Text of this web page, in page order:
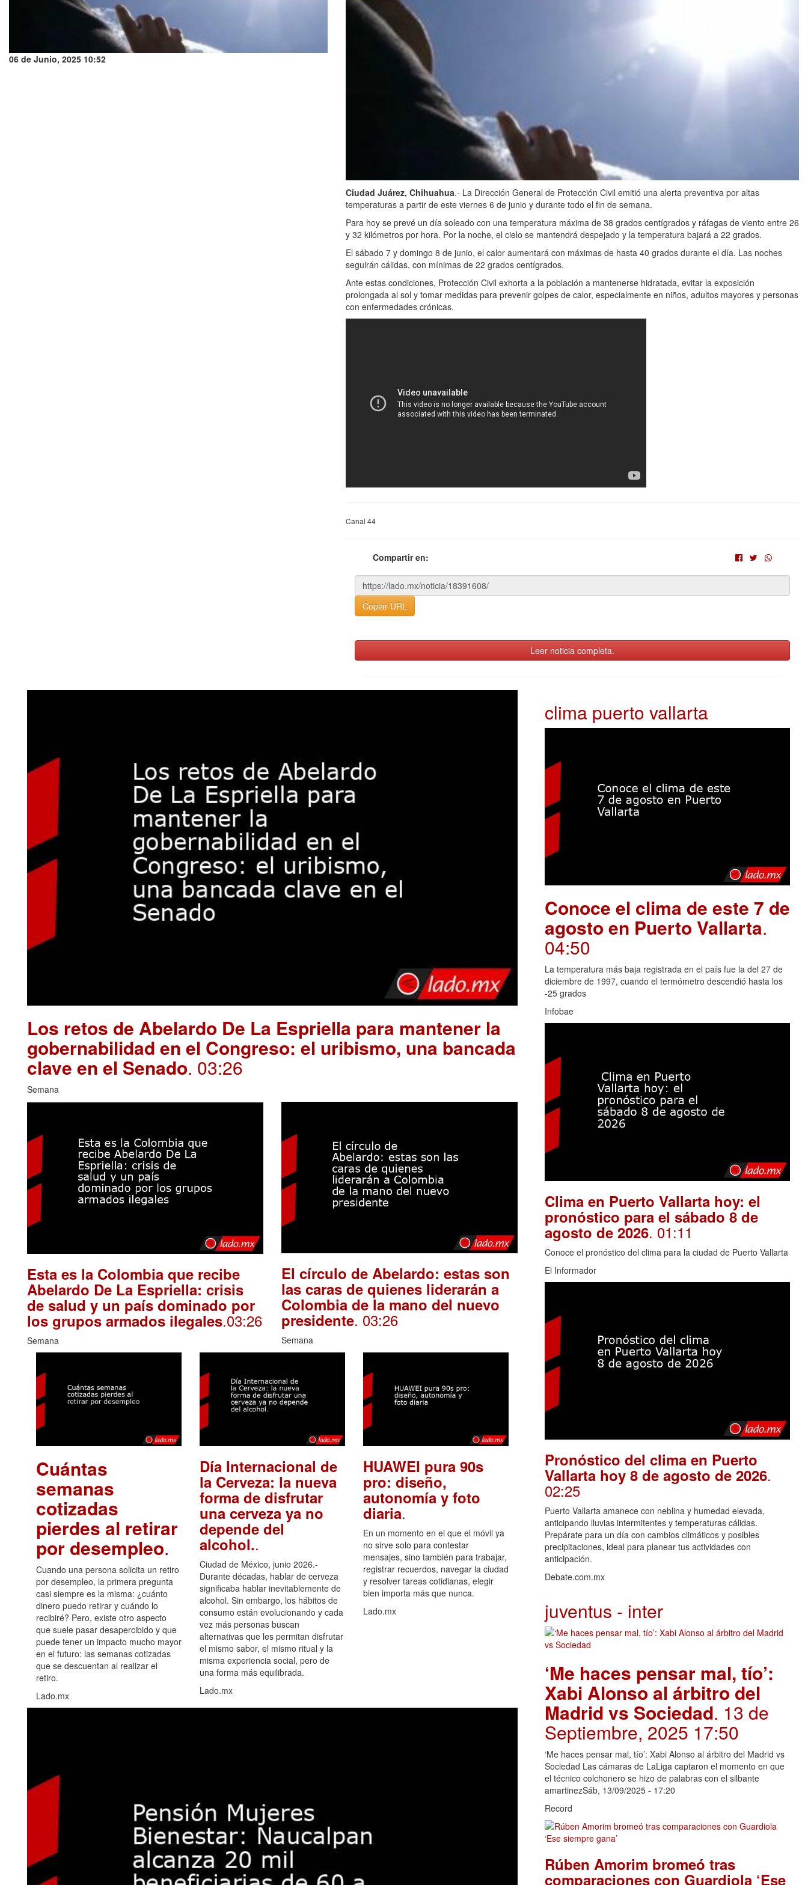
06 de Junio, 2025 10:52
Ciudad Juárez, Chihuahua.- La Dirección General de Protección Civil emitió una alerta preventiva por altas
temperaturas a partir de este viernes 6 de junio y durante todo el fin de semana.
Para hoy se prevé un día soleado con una temperatura máxima de 38 grados centígrados y ráfagas de viento entre 26
y 32 kilómetros por hora. Por la noche, el cielo se mantendrá despejado y la temperatura bajará a 22 grados.
El sábado 7 y domingo 8 de junio, el calor aumentará con máximas de hasta 40 grados durante el día. Las noches
seguirán cálidas, con mínimas de 22 grados centígrados.
Ante estas condiciones, Protección Civil exhorta a la población a mantenerse hidratada, evitar la exposición
prolongada al sol y tomar medidas para prevenir golpes de calor, especialmente en niños, adultos mayores y personas
con enfermedades crónicas.
Canal 44
Compartir en:
Copiar URL
Leer noticia completa.
Los retos de Abelardo De La Espriella para mantener la
gobernabilidad en el Congreso: el uribismo, una bancada
clave en el Senado. 03:26
Semana
Esta es la Colombia que recibe
Abelardo De La Espriella: crisis
de salud y un país dominado por
los grupos armados ilegales.03:26
Semana
El círculo de Abelardo: estas son
las caras de quienes liderarán a
Colombia de la mano del nuevo
presidente. 03:26
Semana
Cuántas
semanas
cotizadas
pierdes al retirar
por desempleo.
Cuando una persona solicita un retiro
por desempleo, la primera pregunta
casi siempre es la misma: ¿cuánto
dinero puedo retirar y cuándo lo
recibiré? Pero, existe otro aspecto
que suele pasar desapercibido y que
puede tener un impacto mucho mayor
en el futuro: las semanas cotizadas
que se descuentan al realizar el
retiro.
Lado.mx
Día Internacional de
la Cerveza: la nueva
forma de disfrutar
una cerveza ya no
depende del
alcohol..
Ciudad de México, junio 2026.-
Durante décadas, hablar de cerveza
significaba hablar inevitablemente de
alcohol. Sin embargo, los hábitos de
consumo están evolucionando y cada
vez más personas buscan
alternativas que les permitan disfrutar
el mismo sabor, el mismo ritual y la
misma experiencia social, pero de
una forma más equilibrada.
Lado.mx
HUAWEI pura 90s
pro: diseño,
autonomía y foto
diaria.
En un momento en el que el móvil ya
no sirve solo para contestar
mensajes, sino también para trabajar,
registrar recuerdos, navegar la ciudad
y resolver tareas cotidianas, elegir
bien importa más que nunca.
Lado.mx
clima puerto vallarta
Conoce el clima de este 7 de
agosto en Puerto Vallarta.
04:50
La temperatura más baja registrada en el país fue la del 27 de
diciembre de 1997, cuando el termómetro descendió hasta los
-25 grados
Infobae
Clima en Puerto Vallarta hoy: el
pronóstico para el sábado 8 de
agosto de 2026. 01:11
Conoce el pronóstico del clima para la ciudad de Puerto Vallarta
El Informador
Pronóstico del clima en Puerto
Vallarta hoy 8 de agosto de 2026.
02:25
Puerto Vallarta amanece con neblina y humedad elevada,
anticipando lluvias intermitentes y temperaturas cálidas.
Prepárate para un día con cambios climáticos y posibles
precipitaciones, ideal para planear tus actividades con
anticipación.
Debate.com.mx
juventus - inter
‘Me haces pensar mal, tío’:
Xabi Alonso al árbitro del
Madrid vs Sociedad. 13 de
Septiembre, 2025 17:50
‘Me haces pensar mal, tío’: Xabi Alonso al árbitro del Madrid vs
Sociedad Las cámaras de LaLiga captaron el momento en que
el técnico colchonero se hizo de palabras con el silbante
amartinezSáb, 13/09/2025 - 17:20
Record
Rúben Amorim bromeó tras
comparaciones con Guardiola ‘Ese